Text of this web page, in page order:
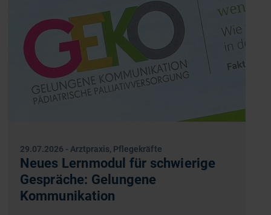
29.07.2026 - Arztpraxis, Pflegekräfte
Neues Lernmodul für schwierige
Gespräche: Gelungene
Kommunikation